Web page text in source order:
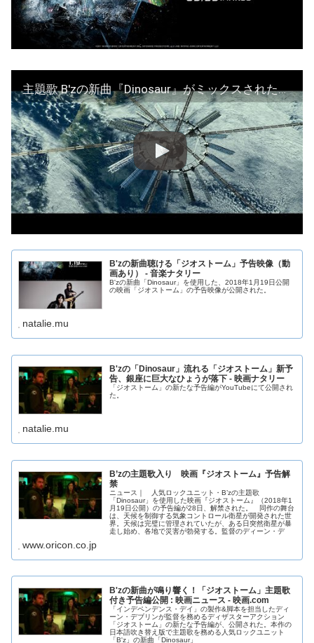
主題歌 B'zの新曲『Dinosaur』がミックスされた日本語版主題歌予告公開！『ジオストーム』
B'zの新曲聴ける「ジオストーム」予告映像（動
画あり） - 音楽ナタリー
B'zの新曲「Dinosaur」を使用した、2018年1月19日公開
の映画「ジオストーム」の予告映像が公開された。
natalie.mu
B'zの「Dinosaur」流れる「ジオストーム」新予
告、銀座に巨大なひょうが落下 - 映画ナタリー
「ジオストーム」の新たな予告編がYouTubeにて公開され
た。
natalie.mu
B’zの主題歌入り 映画『ジオストーム』予告解
禁
ニュース｜ 人気ロックユニット・B’zの主題歌
「Dinosaur」を使用した映画『ジオストーム』（2018年1
月19日公開）の予告編が28日、解禁された。 同作の舞台
は、天候を制御する気象コントロール衛星が開発された世
界。天候は完璧に管理されていたが、ある日突然衛星が暴
走し始め、各地で災害が勃発する。監督のディーン・デ
www.oricon.co.jp
B'zの新曲が鳴り響く！「ジオストーム」主題歌
付き予告編公開 : 映画ニュース - 映画.com
「インデペンデンス・デイ」の製作&脚本を担当したディ
ーン・デブリンが監督を務めるディザスターアクション
「ジオストーム」の新たな予告編が、公開された。本作の
日本語吹き替え版で主題歌を務める人気ロックユニット
「B'z」の新曲「Dinosaur」